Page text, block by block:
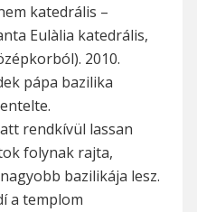
katedrális –
Eulàlia katedrális,
2010.
pápa bazilika
rendkívül lassan
folynak rajta,
bazilikája lesz.
a templom